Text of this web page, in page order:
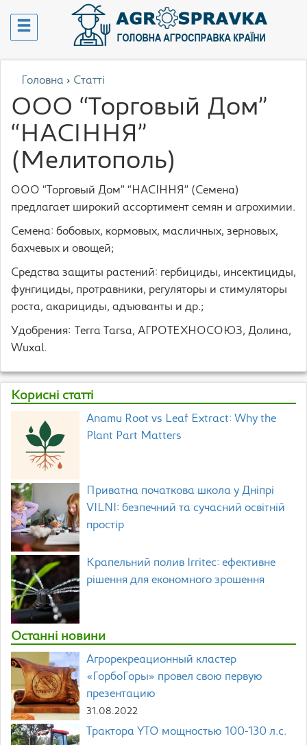
Головна › Статті
ООО “Торговый Дом”
“НАСІННЯ”
(Мелитополь)
ООО “Торговый Дом” “НАСІННЯ” (Семена)
предлагает широкий ассортимент семян и агрохимии.
Семена: бобовых, кормовых, масличных, зерновых,
бахчевых и овощей;
Средства защиты растений: гербициды, инсектициды,
фунгициды, протравники, регуляторы и стимуляторы
роста, акарициды, адъюванты и др.;
Удобрения: Terra Tarsa, АГРОТЕХНОСОЮЗ, Долина,
Wuxal.
Корисні статті
Anamu Root vs Leaf Extract: Why the
Plant Part Matters
Приватна початкова школа у Дніпрі
VILNI: безпечний та сучасний освітній
простір
Крапельний полив Irritec: ефективне
рішення для економного зрошення
Останні новини
Агрорекреационный кластер
«ГорбоГоры» провел свою первую
презентацию
31.08.2022
Трактора YTO мощностью 100-130 л.с.